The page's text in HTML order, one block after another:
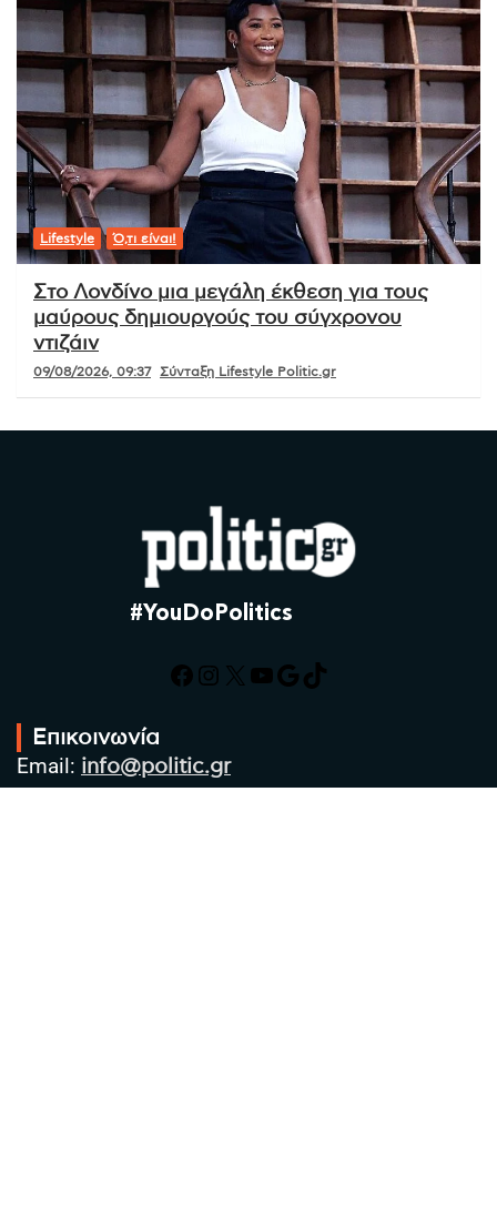
Lifestyle Ό,τι είναι!
Στο Λονδίνο μια μεγάλη έκθεση για τους
μαύρους δημιουργούς του σύγχρονου
ντιζάιν
09/08/2026, 09:37 Σύνταξη Lifestyle Politic.gr
#YouDoPolitics
Facebook
Instagram
X YouTube
Google
TikTok
Επικοινωνία
Email: info@politic.gr
Τηλ: